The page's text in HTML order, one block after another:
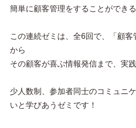
簡単に顧客管理をすることができる
この連続ゼミは、全6回で、「顧客
から
その顧客が喜ぶ情報発信まで、実
少人数制、参加者同士のコミュニ
いと学びあうゼミです！